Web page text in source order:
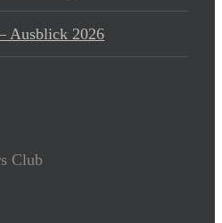
Ausblick 2026
Club